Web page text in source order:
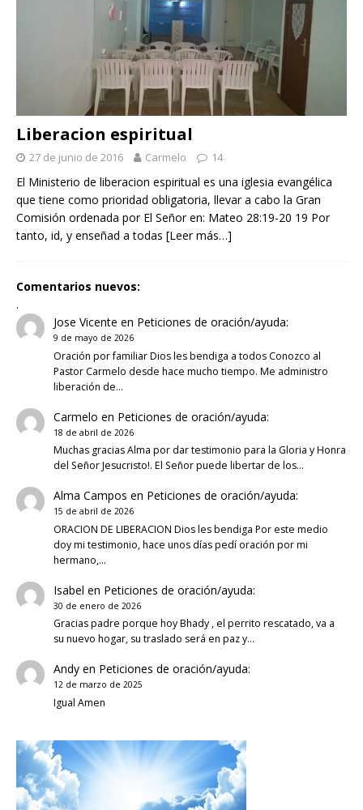
Liberacion espiritual
27 de junio de 2016 Carmelo 14
El Ministerio de liberacion espiritual es una iglesia evangélica
que tiene como prioridad obligatoria, llevar a cabo la Gran
Comisión ordenada por El Señor en: Mateo 28:19-20 19 Por
tanto, id, y enseñad a todas [Leer más…]
Comentarios nuevos:
.
Jose Vicente en Peticiones de oración/ayuda:
9 de mayo de 2026
Oración por familiar Dios les bendiga a todos Conozco al
Pastor Carmelo desde hace mucho tiempo. Me administro
liberación de…
Carmelo en Peticiones de oración/ayuda:
18 de abril de 2026
Muchas gracias Alma por dar testimonio para la Gloria y Honra
del Señor Jesucristo!. El Señor puede libertar de los…
Alma Campos en Peticiones de oración/ayuda:
15 de abril de 2026
ORACION DE LIBERACION Dios les bendiga Por este medio
doy mi testimonio, hace unos días pedí oración por mi
hermano,…
Isabel en Peticiones de oración/ayuda:
30 de enero de 2026
Gracias padre porque hoy Bhady , el perrito rescatado, va a
su nuevo hogar, su traslado será en paz y…
Andyen Peticiones de oración/ayuda:
12 de marzo de 2025
Igual Amen